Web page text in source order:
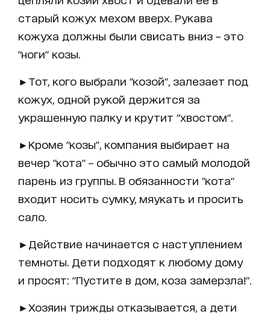
старый кожух мехом вверх. Рукава
кожуха должны были свисать вниз – это
"ноги" козы.
►Тот, кого выбрали "козой", залезает под
кожух, одной рукой держится за
украшенную палку и крутит "хвостом".
►Кроме "козы", компания выбирает на
вечер "кота" – обычно это самый молодой
парень из группы. В обязанности "кота"
входит носить сумку, мяукать и просить
сало.
►Действие начинается с наступлением
темноты. Дети подходят к любому дому
и просят: "Пустите в дом, коза замерзла!".
►Хозяин трижды отказывается, а дети